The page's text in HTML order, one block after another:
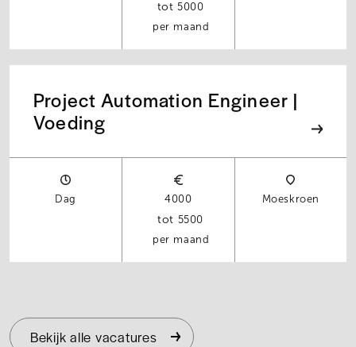
5000
per maand
Project Automation Engineer |
Voeding
Dag
4000
5500
per maand
Moeskroen
Bekijk alle vacatures